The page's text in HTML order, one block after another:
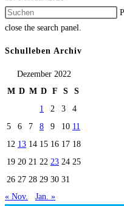
close the search panel.
Schulleben Archiv
Dezember 2022
M D M D F S
S
1
2 3
4
5
6 7 8 9 10 11
12 13 14 15 16 17 18
19 20 21 22 23 24 25
26 27 28 29 30 31
« Nov.
Jan. »